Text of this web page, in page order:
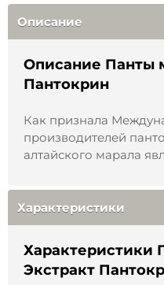
Описание
Описание Панты
Пантокрин
Как признала
производителей
алтайского марала
насыщенными
веществами. Они
– самой дорогой в
оцениваются
американских,
новозеландских
находится на Алтае,
Характеристики
Характеристики
Экстракт